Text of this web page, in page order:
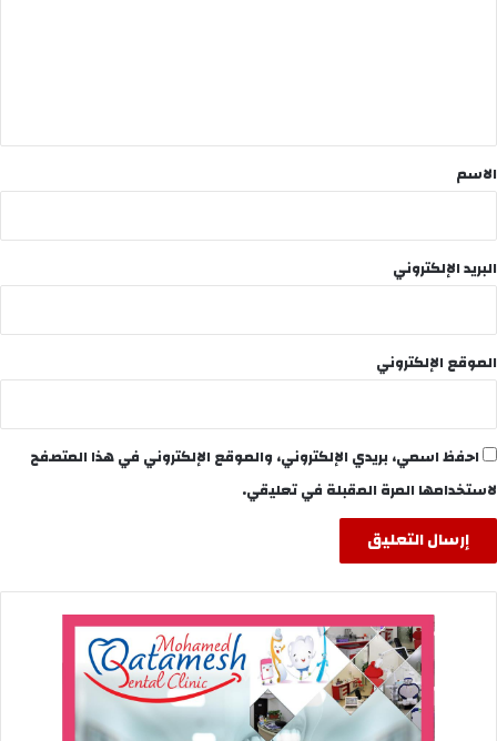
*
الاسم
البريد الإلكتروني
الموقع الإلكتروني
احفظ اسمي، بريدي الإلكتروني، والموقع الإلكتروني في هذا المتصفح
لاستخدامها المرة المقبلة في تعليقي.